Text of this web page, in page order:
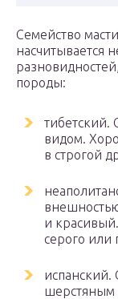
Семейство
насчитывается
породы:
видом.
в строгой
и
серого или
испанский.
шерстяным